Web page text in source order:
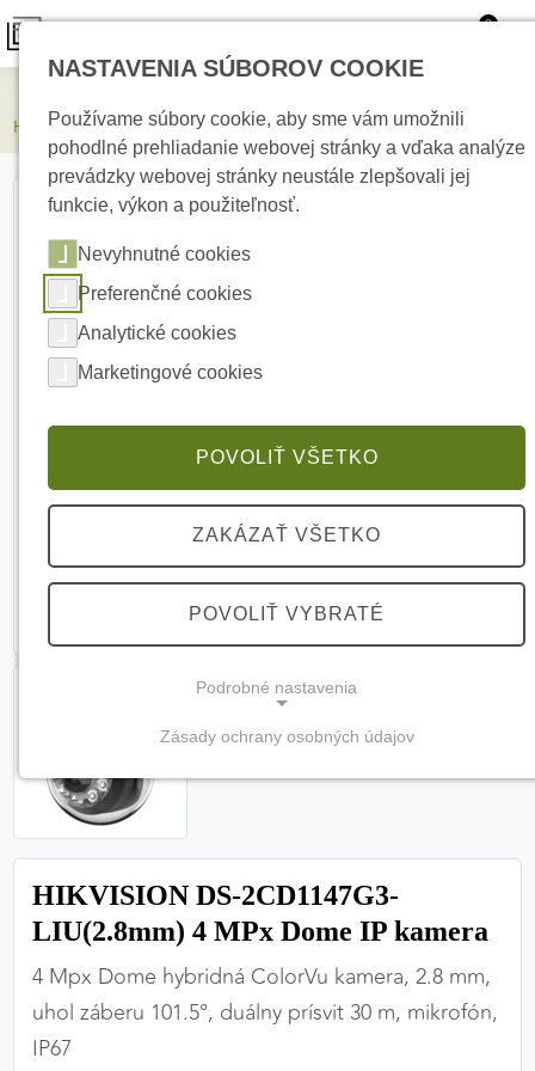
0
HIKVISION DS-2CD1147G3-LIU(2.8mm) 4 MPx Dome IP kamera
HIKVISION DS-2CD1147G3-
LIU(2.8mm) 4 MPx Dome IP kamera
4 Mpx Dome hybridná ColorVu kamera, 2.8 mm,
uhol záberu 101.5°, duálny prísvit 30 m, mikrofón,
IP67
NASTAVENIA SÚBOROV COOKIE
Používame súbory cookie, aby sme vám umožnili
pohodlné prehliadanie webovej stránky a vďaka analýze
prevádzky webovej stránky neustále zlepšovali jej
funkcie, výkon a použiteľnosť.
Nevyhnutné cookies
Preferenčné cookies
Analytické cookies
Marketingové cookies
POVOLIŤ VŠETKO
ZAKÁZAŤ VŠETKO
POVOLIŤ VYBRATÉ
Podrobné nastavenia
(vždy aktívne, nemožno vypnúť)
Tieto cookies sú potrebné na správne fungovanie
zabezpečiť jej plnú funkčnosť.
Zásady ochrany osobných údajov